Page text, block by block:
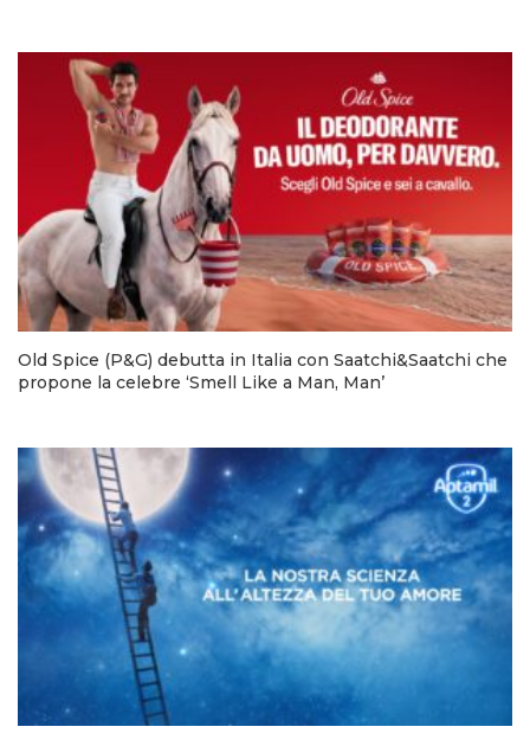
Old Spice (P&G) debutta in Italia con Saatchi&Saatchi che
propone la celebre ‘Smell Like a Man, Man’